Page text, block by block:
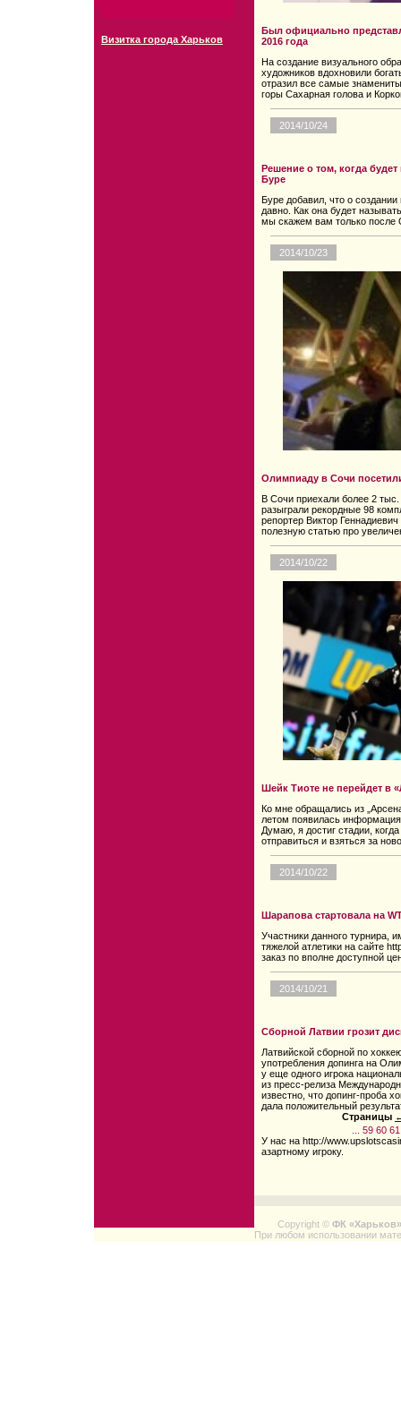
Визитка города Харьков
Был официально
2016 года
На создание визуального
художников вдохновили
отразил все самые
горы Сахарная голова и
2014/10/24
Решение о том, когда
Буре
Буре добавил, что о
давно. Как она будет
мы скажем вам только
2014/10/23
Олимпиаду в Сочи
В Сочи приехали более 2
разыграли рекордные 98
репортер Виктор
полезную статью про
2014/10/22
Шейк Тиоте не перейдет в
Ко мне обращались из
летом появилась
Думаю, я достиг стадии,
отправиться и взяться за
2014/10/22
Шарапова стартовала на
Участники данного турнира,
тяжелой атлетики на сайте
заказ по вполне доступной
2014/10/21
Сборной Латвии грозит
Латвийской сборной по
употребления допинга на
у еще одного игрока
из пресс-релиза
известно, что допинг-проба
дала положительный
Страницы
59 60 61
У нас на http://
азартному игроку.
Copyright © ФК «Харьков»
При любом использовании